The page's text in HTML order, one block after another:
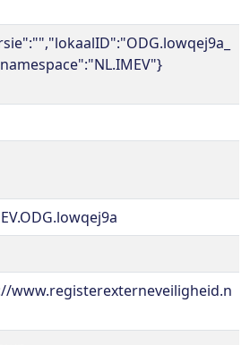
www.registerexterneveiligheid.n